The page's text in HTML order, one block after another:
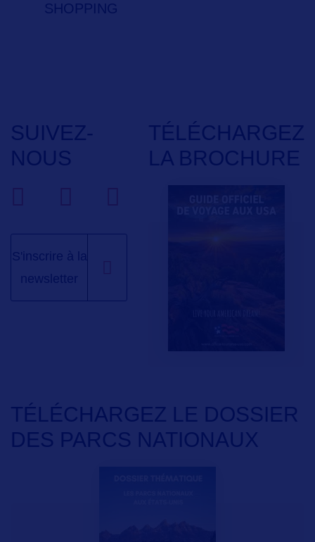
SHOPPING
SUIVEZ-
NOUS
S'inscrire à la
newsletter
TÉLÉCHARGEZ
LA BROCHURE
TÉLÉCHARGEZ LE DOSSIER
DES PARCS NATIONAUX